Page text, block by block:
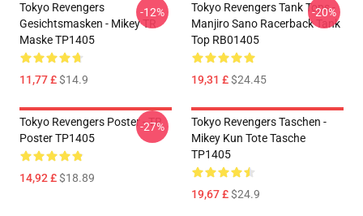
Tokyo Revengers
Gesichtsmasken - Mikey TR
Maske TP1405
11,77 £$14.9
-12%
Tokyo Revengers Tank Tops -
Manjiro Sano Racerback Tank
Top RB01405
19,31 £$24.45
-20%
Tokyo Revengers Poster - TR
Poster TP1405
14,92 £$18.89
-27%
Tokyo Revengers Taschen -
Mikey Kun Tote Tasche
TP1405
19,67 £$24.9